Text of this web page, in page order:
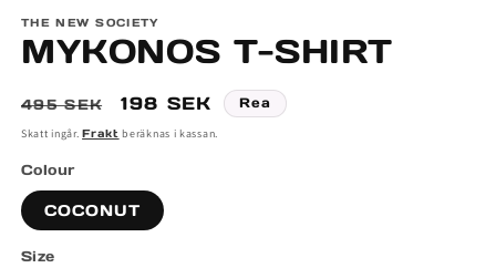
modalfönster
THE NEW SOCIETY
MYKONOS T-SHIRT
Ordinarie
pris
495 SEK Försäljningspris
198 SEK Rea
Skatt ingår.Frakt beräknas i kassan.
Colour
COCONUT
Size